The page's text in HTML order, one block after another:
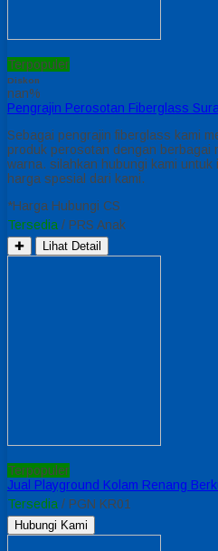
Terpopuler
Diskon
nan%
Pengrajin Perosotan Fiberglass
Sebagai pengrajin fiberglass kami
produk perosotan dengan berbagai
warna. silahkan hubungi kami
harga spesial dari kami.
*Harga Hubungi CS
Tersedia / PRS Anak
✚ Lihat Detail
Terpopuler
Jual Playground Kolam Renang
Tersedia / PGN KR01
Hubungi Kami